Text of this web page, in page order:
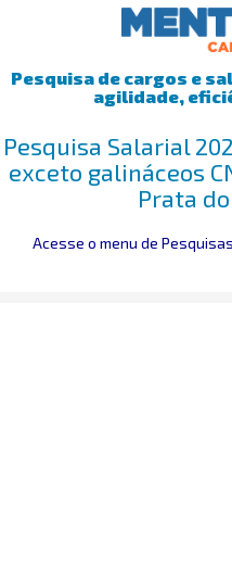
Pesquisa de cargos e
agilidade,
Pesquisa Salarial
exceto galináceos
Prata
Acesse o menu de